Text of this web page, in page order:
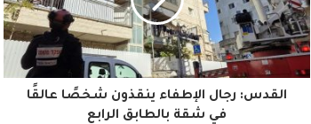
ك
ا
ل
القدس: رجال الإطفاء ينقذون شخصًا عالقًا
في شقة بالطابق الرابع